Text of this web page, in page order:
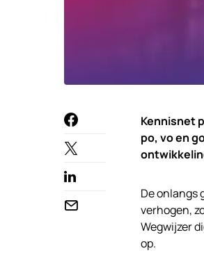
Kennisnet
po, vo en
De onlangs
verhogen,
Wegwijzer
op.